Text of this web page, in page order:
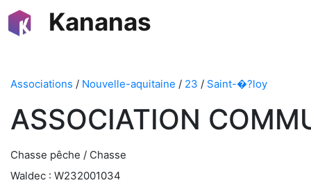
Kananas
Associations / Nouvelle-aquitaine / 23 / Saint-�?loy
ASSOCIATION
Chasse pêche / Chasse
Waldec : W232001034